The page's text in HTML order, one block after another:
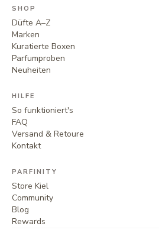
SHOP
Düfte A–Z
Marken
Kuratierte Boxen
Parfumproben
Neuheiten
HILFE
So funktioniert's
FAQ
Versand & Retoure
Kontakt
PARFINITY
Store Kiel
Community
Blog
Rewards